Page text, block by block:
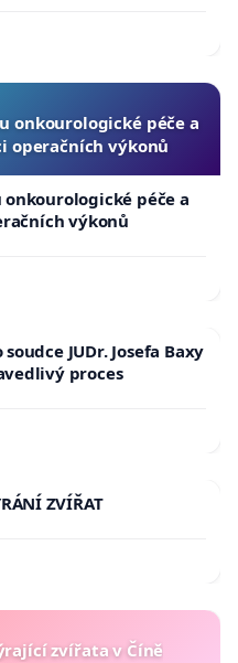
svůj resort
vedením k oslabování
„Chci pomoc
dotací (...),"zněl výrok
s Čestmírem
(zdroj).
práce
a profesionálního
je přitom
onkourologické péče a
operačních výkonů
onkourologické péče a
výkonů
JUDr. Josefa Baxy
proces
ZVÍŘAT
zvířata v Číně